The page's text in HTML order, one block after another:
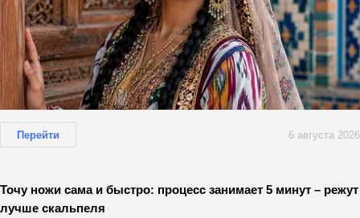
Перейти 6 августа 2026
Точу ножи сама и быстро: процесс занимает 5 минут – режут
лучше скальпеля